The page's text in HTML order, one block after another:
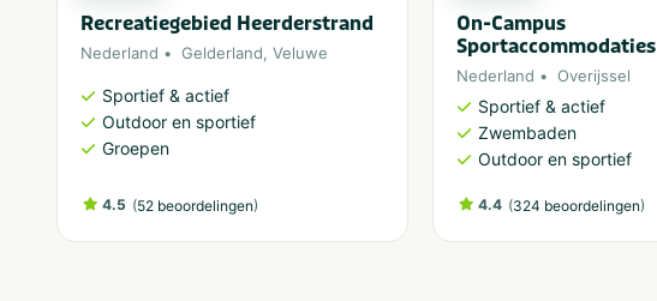
Recreatiegebied Heerderstrand
Nederland Gelderland, Veluwe
Sportief & actief
Outdoor en sportief
Groepen
4.5 (52 beoordelingen)
On-Campus
Sportaccommodaties
Nederland Overijssel
Sportief & actief
Zwembaden
Outdoor en sportief
4.4 (324 beoordelingen)